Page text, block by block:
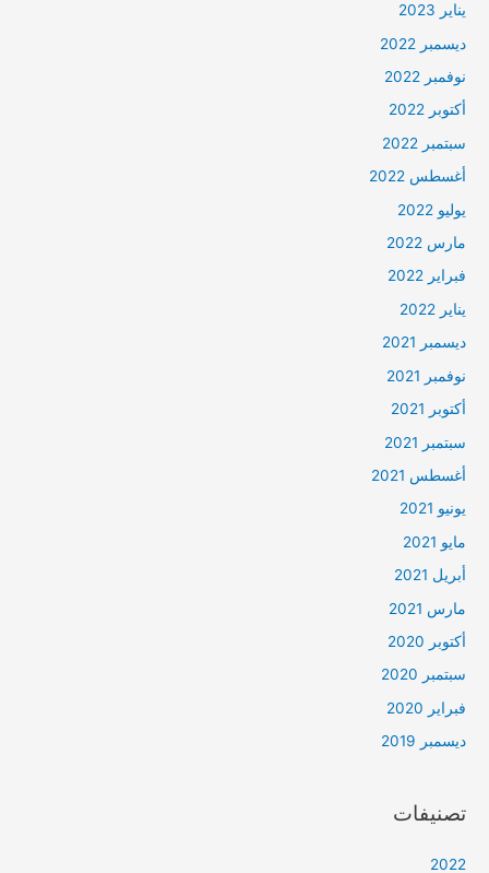
يناير 2023
ديسمبر 2022
نوفمبر 2022
أكتوبر 2022
سبتمبر 2022
أغسطس 2022
يوليو 2022
مارس 2022
فبراير 2022
يناير 2022
ديسمبر 2021
نوفمبر 2021
أكتوبر 2021
سبتمبر 2021
أغسطس 2021
يونيو 2021
مايو 2021
أبريل 2021
مارس 2021
أكتوبر 2020
سبتمبر 2020
فبراير 2020
ديسمبر 2019
تصنيفات
2022